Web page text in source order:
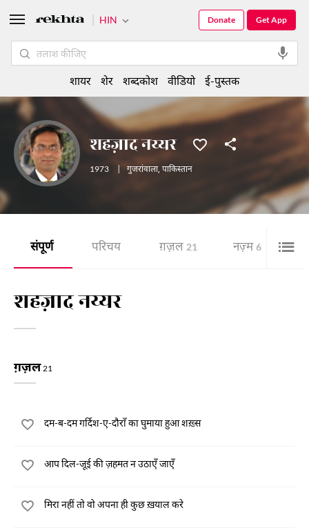
शहज़ाद नय्यर
1973 गुजरांवाला, पाकिस्तान
संपूर्ण परिचय ग़ज़ल 21 नज़्म 6
शहज़ाद नय्यर
ग़ज़ल21
दम-ब-दम गर्दिश-ए-दौराँ का घुमाया हुआ शख़्स
आप दिल-जूई की ज़हमत न उठाएँ जाएँ
मिरा नहीं तो वो अपना ही कुछ ख़याल करे
HIN Get App
Donate
शायर शेर शब्दकोश वीडियो ई-पुस्तक